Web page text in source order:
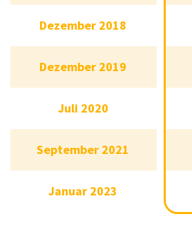
Dezember 2018
Dezember 2019
Juli 2020
September 2021
Januar 2023